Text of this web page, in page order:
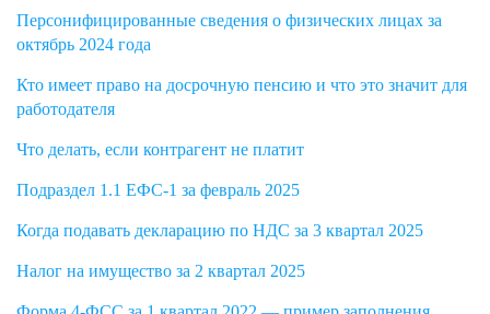
Персонифицированные сведения о физических лицах за
октябрь 2024 года
Кто имеет право на досрочную пенсию и что это значит для
работодателя
Что делать, если контрагент не платит
Подраздел 1.1 ЕФС-1 за февраль 2025
Когда подавать декларацию по НДС за 3 квартал 2025
Налог на имущество за 2 квартал 2025